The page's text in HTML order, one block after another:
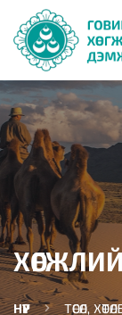
НҮҮР ТӨСӨЛ,